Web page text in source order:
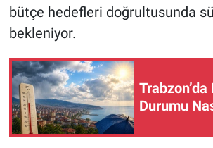
bütçe hedefleri doğrultusunda
bekleniyor.
Durumu